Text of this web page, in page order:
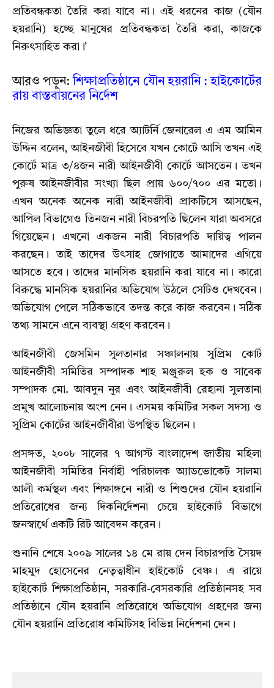
প্রতিবন্ধকতা তৈরি করা যাবে না। এই ধরনের কাজ (যৌন
হয়রানি) হচ্ছে মানুষের প্রতিবন্ধকতা তৈরি করা, কাজকে
নিরুৎসাহিত করা।’
আরও পড়ুন:শিক্ষাপ্রতিষ্ঠানে যৌন হয়রানি : হাইকোর্টের
রায় বাস্তবায়নের নির্দেশ
নিজের অভিজ্ঞতা তুলে ধরে অ্যাটর্নি জেনারেল এ এম আমিন
উদ্দিন বলেন, আইনজীবী হিসেবে যখন কোর্টে আসি তখন এই
কোর্টে মাত্র ৩/৪জন নারী আইনজীবী কোর্টে আসতেন। তখন
পুরুষ আইনজীবীর সংখ্যা ছিল প্রায় ৬০০/৭০০ এর মতো।
এখন অনেক অনেক নারী আইনজীবী প্রাকটিসে আসছেন,
আপিল বিভাগেও তিনজন নারী বিচরপতি ছিলেন যারা অবসরে
গিয়েছেন। এখনো একজন নারী বিচারপতি দায়িত্ব পালন
করছেন। তাই তাদের উৎসাহ জোগাতে আমাদের এগিয়ে
আসতে হবে। তাদের মানসিক হয়রানি করা যাবে না। কারো
বিরুদ্ধে মানসিক হয়রানির অভিযোগ উঠলে সেটিও দেখবেন।
অভিযোগ পেলে সঠিকভাবে তদন্ত করে কাজ করবেন। সঠিক
তথ্য সামনে এনে ব্যবস্থা গ্রহণ করবেন।
আইনজীবী জেসমিন সুলতানার সঞ্চালনায় সুপ্রিম কোর্ট
আইনজীবী সমিতির সম্পাদক শাহ মঞ্জুরুল হক ও সাবেক
সম্পাদক মো. আবদুন নূর এবং আইনজীবী রেহানা সুলতানা
প্রমুখ আলোচনায় অংশ নেন। এসময় কমিটির সকল সদস্য ও
সুপ্রিম কোর্টের আইনজীবীরা উপস্থিত ছিলেন।
প্রসঙ্গত, ২০০৮ সালের ৭ আগস্ট বাংলাদেশ জাতীয় মহিলা
আইনজীবী সমিতির নির্বাহী পরিচালক অ্যাডভোকেট সালমা
আলী কর্মস্থল এবং শিক্ষাঙ্গনে নারী ও শিশুদের যৌন হয়রানি
প্রতিরোধের জন্য দিকনির্দেশনা চেয়ে হাইকোর্ট বিভাগে
জনস্বার্থে একটি রিট আবেদন করেন।
শুনানি শেষে ২০০৯ সালের ১৪ মে রায় দেন বিচারপতি সৈয়দ
মাহমুদ হোসেনের নেতৃত্বাধীন হাইকোর্ট বেঞ্চ। এ রায়ে
হাইকোর্ট শিক্ষাপ্রতিষ্ঠান, সরকারি-বেসরকারি প্রতিষ্ঠানসহ সব
প্রতিষ্ঠানে যৌন হয়রানি প্রতিরোধে অভিযোগ গ্রহণের জন্য
যৌন হয়রানি প্রতিরোধ কমিটিসহ বিভিন্ন নির্দেশনা দেন।